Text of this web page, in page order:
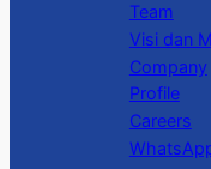
Team
Visi dan
Company
Profile
Careers